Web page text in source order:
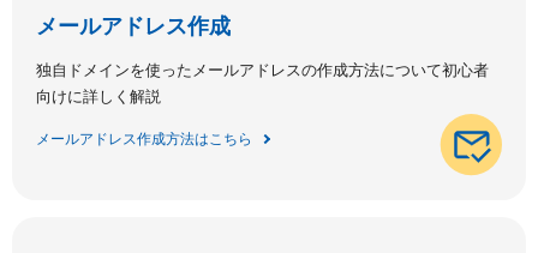
メールアドレス作成
独自ドメインを使ったメールアドレスの作成方法について初心者
向けに詳しく解説
メールアドレス作成方法はこちら